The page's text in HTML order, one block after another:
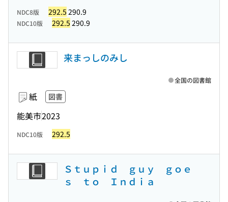
NDC8版 292.5 290.9
NDC10版 292.5 290.9
来まっしのみし
紙 図書
能美市2023
全国の図書館
NDC10版 292.5
Ｓｔｕｐｉｄ ｇｕｙ ｇｏｅ
ｓ ｔｏ Ｉｎｄｉａ